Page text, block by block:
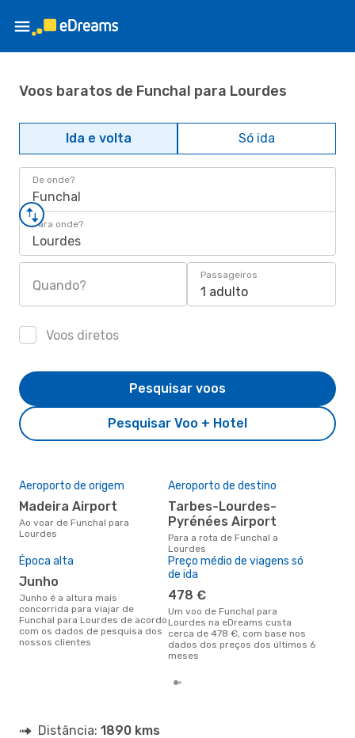
Voos baratos de Funchal para Lourdes
Ida e volta Só ida
De onde?
Funchal
Para onde?
Lourdes
Quando?
Passageiros
1 adulto
Voos diretos
Pesquisar Voo + Hotel
Pesquisar voos
Aeroporto de origem
Madeira Airport
Ao voar de Funchal para
Lourdes
Aeroporto de destino
Tarbes-Lourdes-
Pyrénées Airport
Para a rota de Funchal a
Lourdes
Época alta
junho
junho é a altura mais
concorrida para viajar de
Funchal para Lourdes de acordo
com os dados de pesquisa dos
nossos clientes
Preço médio de viagens só
de ida
478 €
Um voo de Funchal para
Lourdes na eDreams custa
cerca de 478 €, com base nos
dados dos preços dos últimos 6
meses
Distância: 1890 kms